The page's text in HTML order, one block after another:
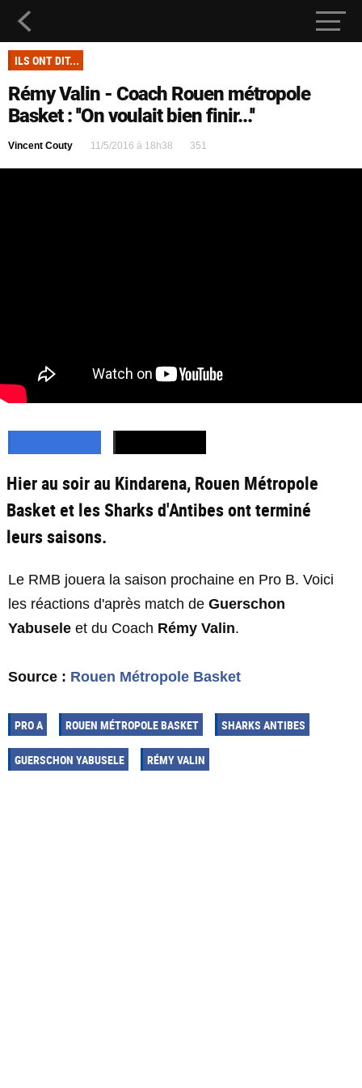
ILS ONT DIT...
Rémy Valin - Coach Rouen métropole
Basket : ''On voulait bien finir...''
Vincent Couty 11/5/2016 à 18h38 351
Hier au soir au Kindarena, Rouen Métropole
Basket et les Sharks d'Antibes ont terminé
leurs saisons.
Le RMB jouera la saison prochaine en Pro B. Voici
les réactions d'après match de Guerschon
Yabusele et du Coach Rémy Valin.
Source : Rouen Métropole Basket
PRO A ROUEN MÉTROPOLE BASKET SHARKS ANTIBES
GUERSCHON YABUSELE RÉMY VALIN